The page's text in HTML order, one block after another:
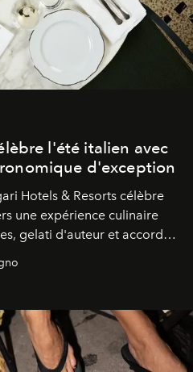
l'été italien avec
d'exception
Hotels & Resorts célèbre
une expérience culinaire
gelati d'auteur et accords